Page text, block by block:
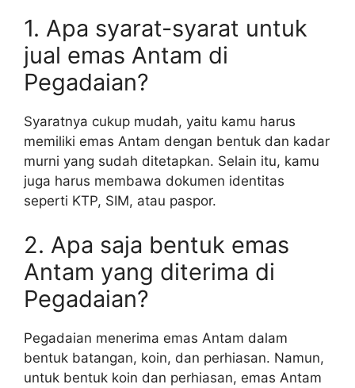
1. Apa syarat-syarat untuk
jual emas Antam di
Pegadaian?
Syaratnya cukup mudah, yaitu kamu harus
memiliki emas Antam dengan bentuk dan kadar
murni yang sudah ditetapkan. Selain itu, kamu
juga harus membawa dokumen identitas
seperti KTP, SIM, atau paspor.
2. Apa saja bentuk emas
Antam yang diterima di
Pegadaian?
Pegadaian menerima emas Antam dalam
bentuk batangan, koin, dan perhiasan. Namun,
untuk bentuk koin dan perhiasan, emas Antam